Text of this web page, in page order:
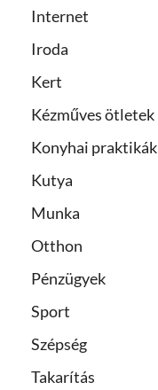
Internet
Iroda
Kert
Kézműves ötletek
Konyhai praktikák
Kutya
Munka
Otthon
Pénzügyek
Sport
Szépség
Takarítás